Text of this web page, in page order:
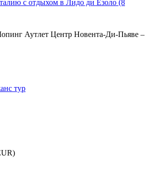
с отдыхом в Лидо ди Езоло (8
Аутлет Центр Новента-Ди-Пьяве –
тур